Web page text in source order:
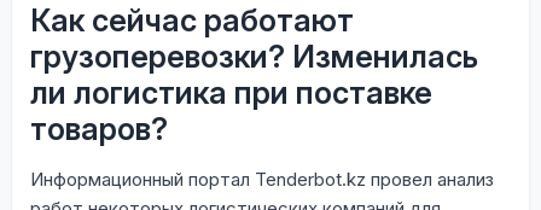
Как сейчас работают
грузоперевозки? Изменилась
ли логистика при поставке
товаров?
Информационный портал Tenderbot.kz провел анализ